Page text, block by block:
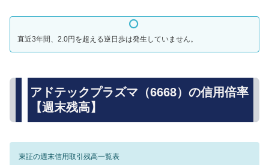
直近3年間、2.0円を超える逆日歩は発生していません。
アドテックプラズマ（6668）の信用倍率
【週末残高】
東証の週末信用取引残高一覧表